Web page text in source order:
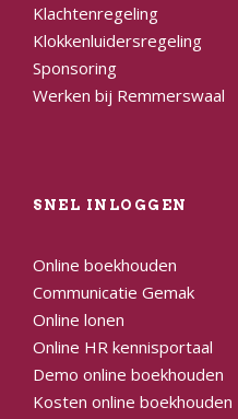
Klachtenregeling
Klokkenluidersregeling
Sponsoring
Werken bij Remmerswaal
SNEL INLOGGEN
Online boekhouden
Communicatie Gemak
Online lonen
Online HR kennisportaal
Demo online boekhouden
Kosten online boekhouden